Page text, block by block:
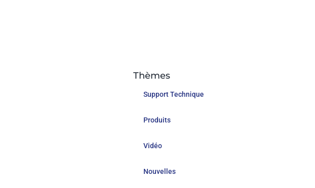
Thèmes
Support Technique
Produits
Vidéo
Nouvelles